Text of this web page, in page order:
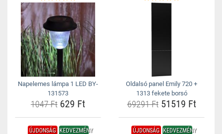
Napelemes lámpa 1 LED BY-
131573
1047 Ft 629 Ft
Oldalsó panel Emily 720 +
1313 fekete borsó
69291 Ft51519 Ft
ÚJDONSÁG KEDVEZMÉNY ÚJDONSÁG KEDVEZMÉNY